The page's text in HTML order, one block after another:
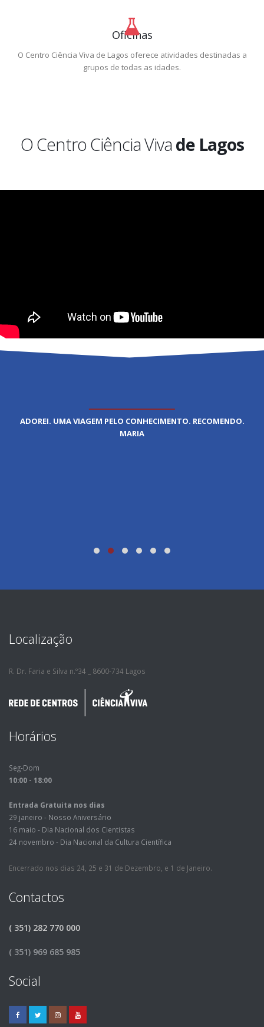
Oficinas
O Centro Ciência Viva de Lagos oferece atividades destinadas a
grupos de todas as idades.
O Centro Ciência Vivade Lagos
ADOREI. UMA VIAGEM PELO CONHECIMENTO. RECOMENDO.
MARIA
Localização
R. Dr. Faria e Silva n.º34 _ 8600-734 Lagos
Horários
Seg-Dom
10:00 - 18:00
Entrada Gratuita nos dias
29 janeiro - Nosso Aniversário
16 maio - Dia Nacional dos Cientistas
24 novembro - Dia Nacional da Cultura Científica
Encerrado nos dias 24, 25 e 31 de Dezembro, e 1 de Janeiro.
Contactos
( 351) 282 770 000
( 351) 969 685 985
Social